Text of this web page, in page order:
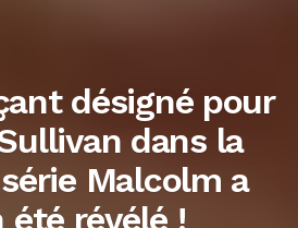
désigné pour
dans la
Malcolm a
été révélé !